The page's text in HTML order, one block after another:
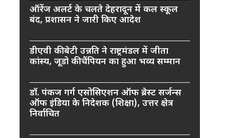
ऑरेंज अलर्ट के चलते देहरादून में कल स्कूल
बंद, प्रशासन ने जारी किए आदेश
डीएवी की बेटी उन्नति ने राष्ट्रमंडल में जीता
कांस्य, जूडो की चैंपियन का हुआ भव्य सम्मान
डॉ. पंकज गर्ग एसोसिएशन ऑफ ब्रेस्ट सर्जन्स
ऑफ इंडिया के निदेशक (शिक्षा), उत्तर क्षेत्र
निर्वाचित